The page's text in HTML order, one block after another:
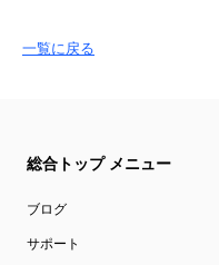
一覧に戻る
総合トップ メニュー
ブログ
サポート